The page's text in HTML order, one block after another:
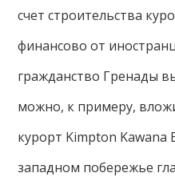
счет строительства
финансово от
гражданство Гренады
можно, к примеру,
курорт Kimpton Kawana
западном побережье